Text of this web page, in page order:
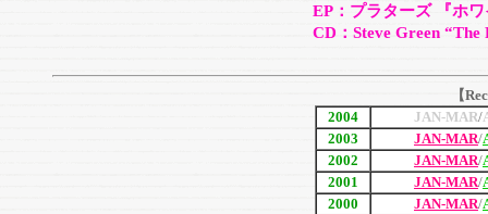
EP：プラターズ 『ホワ
CD：Steve Green “The
【
2004
JAN-MAR/
2003
JAN-MAR/
2002
JAN-MAR/
2001
JAN-MAR/
2000
JAN-MAR/